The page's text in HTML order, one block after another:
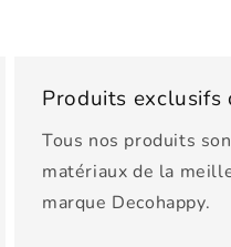
Produits exclusifs
Tous nos produits
matériaux de la
marque Decohappy.